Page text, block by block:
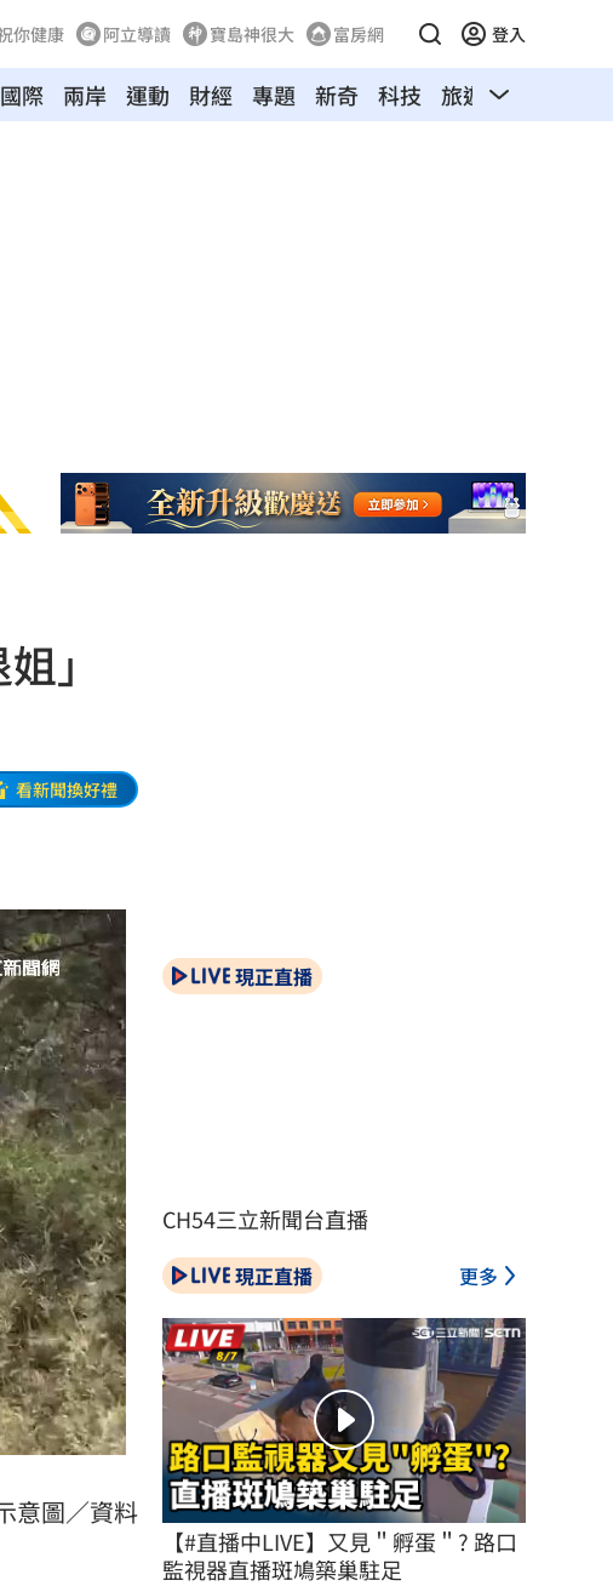
你健康 阿立導讀 寶島神很大 富房網 登入
國際 兩岸 運動 財經 專題 新奇 科技 旅遊 汽車
」
看新聞換好禮
意圖／資料
現正直播
CH54三立新聞台直播
現正直播 更多
【#直播中LIVE】又見＂孵蛋＂? 路口
監視器直播斑鳩築巢駐足